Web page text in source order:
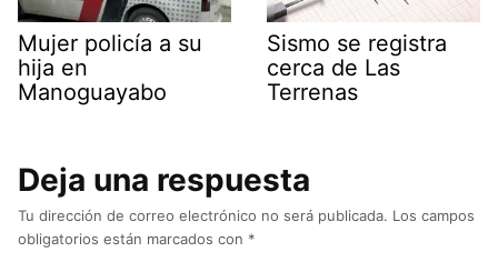
Mujer policía a su
hija en
Manoguayabo
Sismo se registra
cerca de Las
Terrenas
Deja una respuesta
Tu dirección de correo electrónico no será publicada. Los campos
obligatorios están marcados con *